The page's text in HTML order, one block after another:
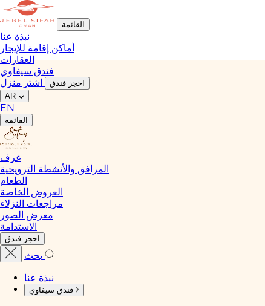
القائمة
نبذة عنا
أماكن إقامة للإيجار
العقارات
فندق سيفاوي
احجز فندق
AR
EN
القائمة
غرف
المرافق والأنشطة الترويحية
الطعام
العروض الخاصة
مراجعات النزلاء
معرض الصور
الاستدامة
احجز فندق
بحث
نبذة عنا